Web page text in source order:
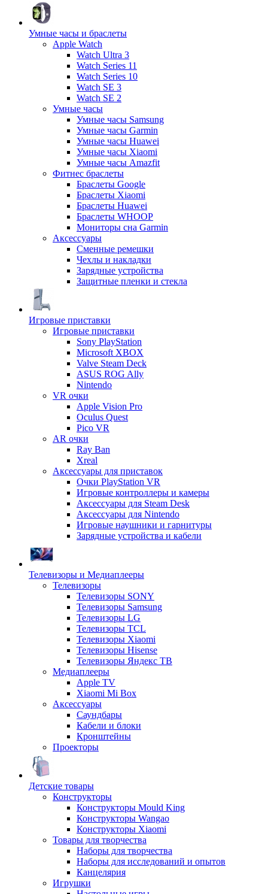
Умные часы и браслеты
Apple Watch
Watch Ultra 3
Watch Series 11
Watch Series 10
Watch SE 3
Watch SE 2
Умные часы
Умные часы Samsung
Умные часы Garmin
Умные часы Huawei
Умные часы Xiaomi
Умные часы Amazfit
Фитнес браслеты
Браслеты Google
Браслеты Xiaomi
Браслеты Huawei
Браслеты WHOOP
Мониторы сна Garmin
Аксессуары
Сменные ремешки
Чехлы и накладки
Зарядные устройства
Защитные пленки и стекла
Игровые приставки
Игровые приставки
Sony PlayStation
Microsoft XBOX
Valve Steam Deck
ASUS ROG Ally
Nintendo
VR очки
Apple Vision Pro
Oculus Quest
Pico VR
AR очки
Ray Ban
Xreal
Аксессуары для приставок
Очки PlayStation VR
Игровые контроллеры и камеры
Аксессуары для Steam Desk
Аксессуары для Nintendo
Игровые наушники и гарнитуры
Зарядные устройства и кабели
Телевизоры и Медиаплееры
Телевизоры
Телевизоры SONY
Телевизоры Samsung
Телевизоры LG
Телевизоры TCL
Телевизоры Xiaomi
Телевизоры Hisense
Телевизоры Яндекс ТВ
Медиаплееры
Apple TV
Xiaomi Mi Box
Аксессуары
Саундбары
Кабели и блоки
Кронштейны
Проекторы
Детские товары
Конструкторы
Конструкторы Mould King
Конструкторы Wangao
Конструкторы Xiaomi
Товары для творчества
Наборы для творчества
Наборы для исследований и опытов
Канцелярия
Игрушки